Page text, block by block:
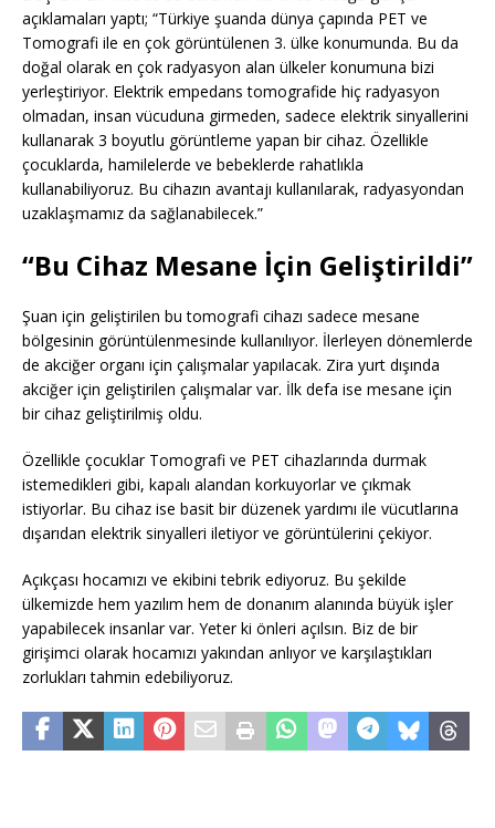
açıklamaları yaptı; “Türkiye şuanda dünya çapında PET ve
Tomografi ile en çok görüntülenen 3. ülke konumunda. Bu da
doğal olarak en çok radyasyon alan ülkeler konumuna bizi
yerleştiriyor. Elektrik empedans tomografide hiç radyasyon
olmadan, insan vücuduna girmeden, sadece elektrik sinyallerini
kullanarak 3 boyutlu görüntleme yapan bir cihaz. Özellikle
çocuklarda, hamilelerde ve bebeklerde rahatlıkla
kullanabiliyoruz. Bu cihazın avantajı kullanılarak, radyasyondan
uzaklaşmamız da sağlanabilecek.”
“Bu Cihaz Mesane İçin Geliştirildi”
Şuan için geliştirilen bu tomografi cihazı sadece mesane
bölgesinin görüntülenmesinde kullanılıyor. İlerleyen dönemlerde
de akciğer organı için çalışmalar yapılacak. Zira yurt dışında
akciğer için geliştirilen çalışmalar var. İlk defa ise mesane için
bir cihaz geliştirilmiş oldu.
Özellikle çocuklar Tomografi ve PET cihazlarında durmak
istemedikleri gibi, kapalı alandan korkuyorlar ve çıkmak
istiyorlar. Bu cihaz ise basit bir düzenek yardımı ile vücutlarına
dışarıdan elektrik sinyalleri iletiyor ve görüntülerini çekiyor.
Açıkçası hocamızı ve ekibini tebrik ediyoruz. Bu şekilde
ülkemizde hem yazılım hem de donanım alanında büyük işler
yapabilecek insanlar var. Yeter ki önleri açılsın. Biz de bir
girişimci olarak hocamızı yakından anlıyor ve karşılaştıkları
zorlukları tahmin edebiliyoruz.